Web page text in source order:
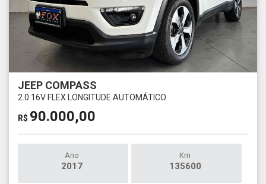
JEEP COMPASS
2.0 16V FLEX LONGITUDE AUTOMÁTICO
R$ 90.000,00
Ano
2017
Km
135600